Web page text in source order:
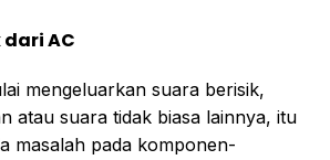
dari AC
mengeluarkan suara berisik,
atau suara tidak biasa lainnya, itu
masalah pada komponen-